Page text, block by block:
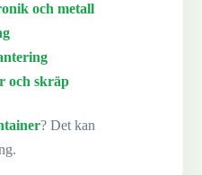
och metall
och skräp
? Det kan